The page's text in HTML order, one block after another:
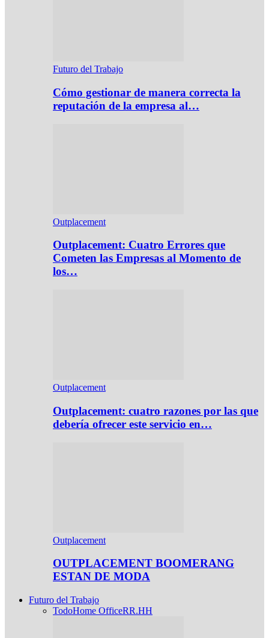
Futuro del Trabajo
Cómo gestionar de manera correcta la
reputación de la empresa al…
Outplacement
Outplacement: Cuatro Errores que
Cometen las Empresas al Momento de
los…
Outplacement
Outplacement: cuatro razones por las que
debería ofrecer este servicio en…
Outplacement
OUTPLACEMENT BOOMERANG
ESTAN DE MODA
Futuro del Trabajo
TodoHome OfficeRR.HH